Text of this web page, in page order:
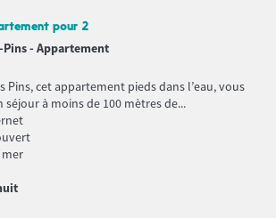
pour 2
- Appartement
Pins, cet appartement pieds dans l’eau, vous
séjour à moins de 100 mètres de...
mer